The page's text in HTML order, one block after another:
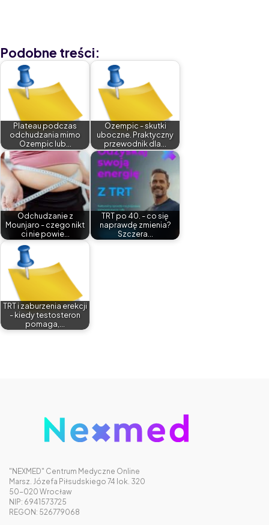
Podobne treści:
Plateau podczas
odchudzania mimo
Ozempic lub…
Ozempic - skutki
uboczne. Praktyczny
przewodnik dla…
Odchudzanie z
Mounjaro - czego nikt
ci nie powie…
TRT po 40. - co się
naprawdę zmienia?
Szczera…
TRT i zaburzenia erekcji
- kiedy testosteron
pomaga,…
"NEXMED" Centrum Medyczne Online
Marsz. Józefa Piłsudskiego 74 lok. 320
50-020 Wrocław
NIP: 6941573725
REGON: 526779068